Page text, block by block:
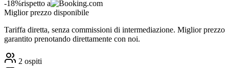
-18%rispetto a
Miglior prezzo disponibile
Tariffa diretta, senza commissioni di intermediazione. Miglior prezzo
garantito prenotando direttamente con noi.
2 ospiti